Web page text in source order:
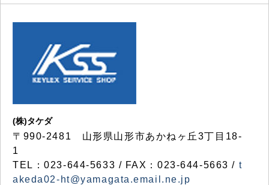
(株)タケダ
〒990-2481 山形県山形市あかねヶ丘3丁目18-
1
TEL：023-644-5633 / FAX：023-644-5663 / t
akeda02-ht@yamagata.email.ne.jp